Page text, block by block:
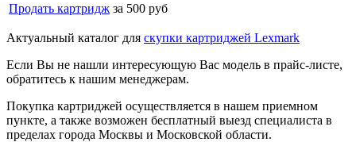
Продать картридж за 500 руб
Актуальный каталог для скупки картриджей Lexmark
Если Вы не нашли интересующую Вас модель в прайс-листе,
обратитесь к нашим менеджерам.
Покупка картриджей осуществляется в нашем приемном
пункте, а также возможен бесплатный выезд специалиста в
пределах города Москвы и Московской области.